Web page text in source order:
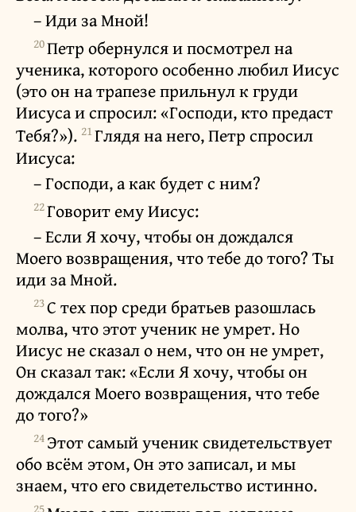
– Иди за Мной!
20Петр обернулся и посмотрел на
ученика, которого особенно любил Иисус
(это он на трапезе прильнул к груди
Иисуса и спросил: «Господи, кто предаст
Тебя?»). 21Глядя на него, Петр спросил
Иисуса:
– Господи, а как будет с ним?
22Говорит ему Иисус:
– Если Я хочу, чтобы он дождался
Моего возвращения, что тебе до того? Ты
иди за Мной.
23С тех пор среди братьев разошлась
молва, что этот ученик не умрет. Но
Иисус не сказал о нем, что он не умрет,
Он сказал так: «Если Я хочу, чтобы он
дождался Моего возвращения, что тебе
до того?»
24Этот самый ученик свидетельствует
обо всём этом, Он это записал, и мы
знаем, что его свидетельство истинно.
25